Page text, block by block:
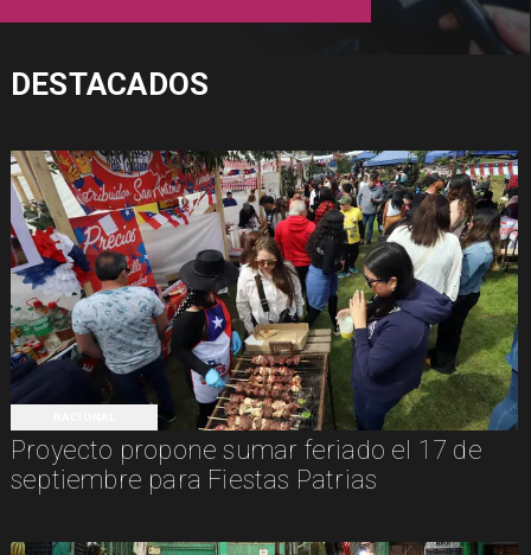
Proyecto propone sumar feriado el 17 de
septiembre para Fiestas Patrias
DESTACADOS